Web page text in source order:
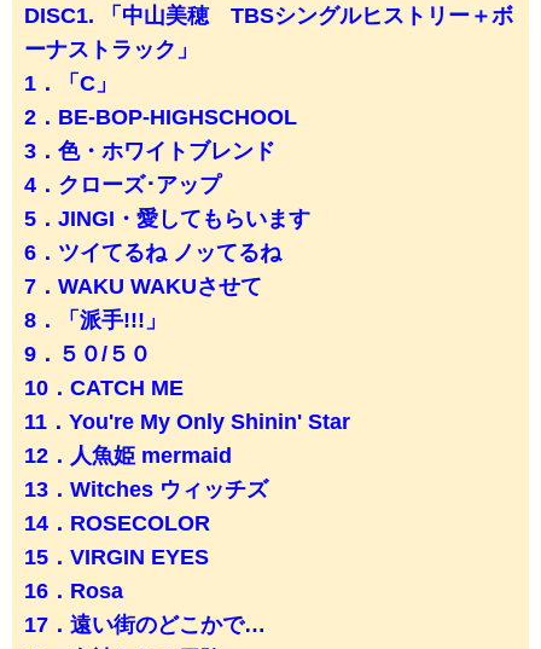
DISC1. 「中山美穂 TBSシングルヒストリー＋ボ
ーナストラック」
1．「C」
2．BE-BOP-HIGHSCHOOL
3．色・ホワイトブレンド
4．クローズ･アップ
5．JINGI・愛してもらいます
6．ツイてるね ノッてるね
7．WAKU WAKUさせて
8．「派手!!!」
9．５０/５０
10．CATCH ME
11．You're My Only Shinin' Star
12．人魚姫 mermaid
13．Witches ウィッチズ
14．ROSECOLOR
15．VIRGIN EYES
16．Rosa
17．遠い街のどこかで…